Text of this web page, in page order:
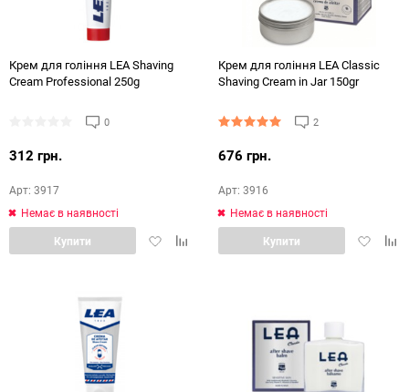
Крем для гоління LEA Shaving
Cream Professional 250g
0
312 грн.
Арт: 3917
Немає в наявності
ДодатиДодати
Купити
Крем для гоління LEA Classic
Shaving Cream in Jar 150gr
2
676 грн.
Арт: 3916
Немає в наявності
Додати
Купити